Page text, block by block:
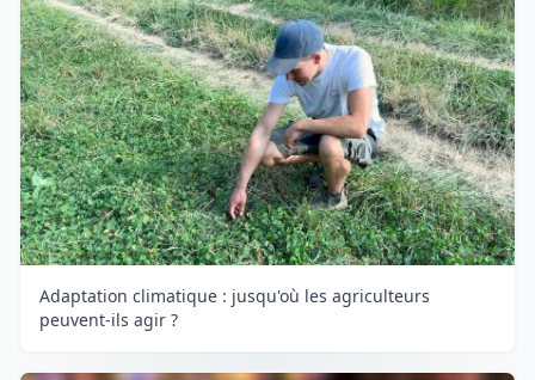
Adaptation climatique : jusqu'où les agriculteurs
peuvent-ils agir ?